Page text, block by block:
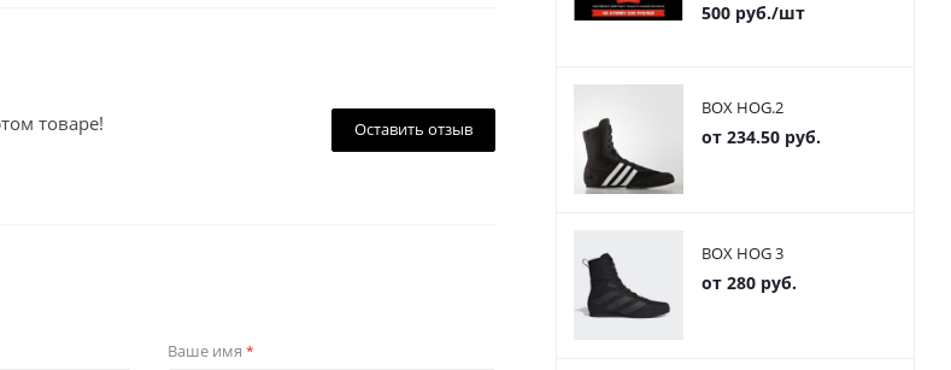
Оставить отзыв
товаре!
Ваше имя *
500руб./шт
BOX HOG.2
от 234.50 руб.
BOX HOG 3
от 280 руб.